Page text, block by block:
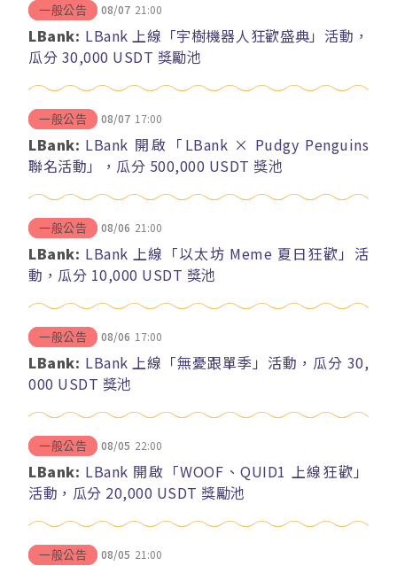
一般公告 08/07 21:00
LBank: LBank 上線「宇樹機器人狂歡盛典」活動，
瓜分 30,000 USDT 獎勵池
一般公告 08/07 17:00
LBank: LBank 開啟「LBank × Pudgy Penguins
聯名活動」，瓜分 500,000 USDT 獎池
一般公告 08/06 21:00
LBank: LBank 上線「以太坊 Meme 夏日狂歡」活
動，瓜分 10,000 USDT 獎池
一般公告 08/06 17:00
LBank: LBank 上線「無憂跟單季」活動，瓜分 30,
000 USDT 獎池
一般公告 08/05 22:00
LBank: LBank 開啟「WOOF、QUID1 上線狂歡」
活動，瓜分 20,000 USDT 獎勵池
一般公告 08/05 21:00